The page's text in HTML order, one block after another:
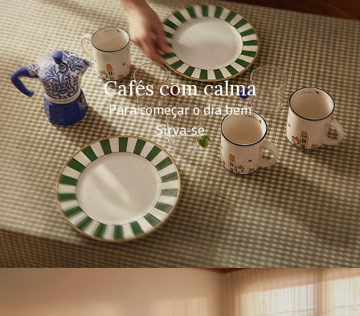
Cafés com calma
Para começar o dia bem
Sirva-se